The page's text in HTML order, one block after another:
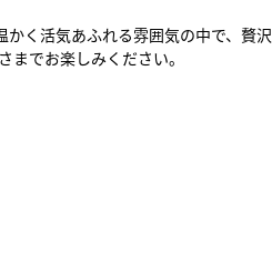
かく活気あふれる雰囲気の中で、贅沢
までお楽しみください。